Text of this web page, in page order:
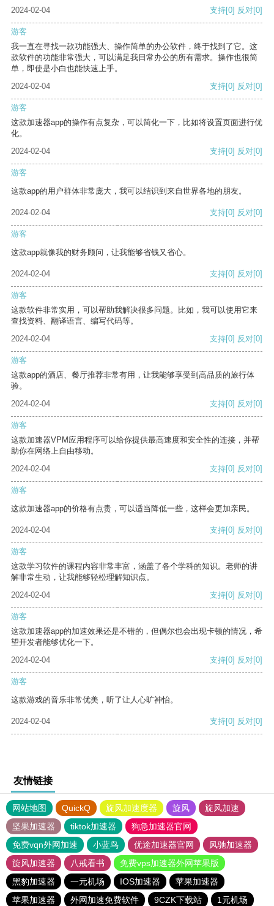
2024-02-04
支持[0] 反对[0]
游客
我一直在寻找一款功能强大、操作简单的办公软件，终于找到了它。这
款软件的功能非常强大，可以满足我日常办公的所有需求。操作也很简
单，即使是小白也能快速上手。
2024-02-04
支持[0] 反对[0]
游客
这款加速器app的操作有点复杂，可以简化一下，比如将设置页面进行优
化。
2024-02-04
支持[0] 反对[0]
游客
这款app的用户群体非常庞大，我可以结识到来自世界各地的朋友。
2024-02-04 支持[0] 反对[0]
游客
这款app就像我的财务顾问，让我能够省钱又省心。
2024-02-04 支持[0] 反对[0]
游客
这款软件非常实用，可以帮助我解决很多问题。比如，我可以使用它来
查找资料、翻译语言、编写代码等。
2024-02-04
支持[0] 反对[0]
游客
这款app的酒店、餐厅推荐非常有用，让我能够享受到高品质的旅行体
验。
2024-02-04
支持[0] 反对[0]
游客
这款加速器VPM应用程序可以给你提供最高速度和安全性的连接，并帮
助你在网络上自由移动。
2024-02-04
支持[0] 反对[0]
游客
这款加速器app的价格有点贵，可以适当降低一些，这样会更加亲民。
2024-02-04 支持[0] 反对[0]
游客
这款学习软件的课程内容非常丰富，涵盖了各个学科的知识。老师的讲
解非常生动，让我能够轻松理解知识点。
2024-02-04
支持[0] 反对[0]
游客
这款加速器app的加速效果还是不错的，但偶尔也会出现卡顿的情况，希
望开发者能够优化一下。
2024-02-04
支持[0] 反对[0]
游客
这款游戏的音乐非常优美，听了让人心旷神怡。
2024-02-04 支持[0] 反对[0]
友情链接
网站地图 QuickQ 旋风加速度器 旋风
旋风加速
坚果加速器
tiktok加速器
狗急加速器官网
免费vqn外网加速
小蓝鸟 优途加速器官网
风驰加速器
旋风加速器
八戒看书
免费vps加速器外网苹果版
黑豹加速器
一元机场 IOS加速器
苹果加速器
苹果加速器
外网加速免费软件 9CZK下载站 1元机场